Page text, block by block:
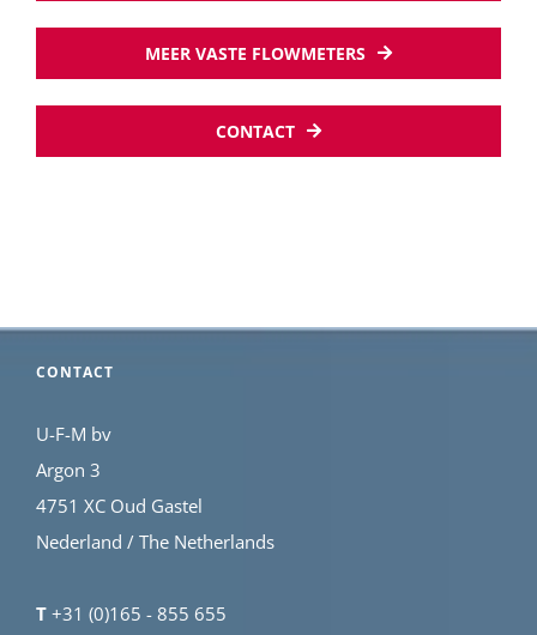
MEER VASTE FLOWMETERS
CONTACT
CONTACT
U-F-M bv
Argon 3
4751 XC Oud Gastel
Nederland / The Netherlands
T +31 (0)165 - 855 655